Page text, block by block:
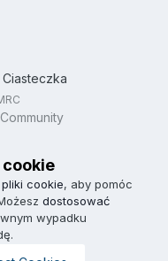
Ciasteczka
pliki cookie, aby pomóc
dostosować
wypadku